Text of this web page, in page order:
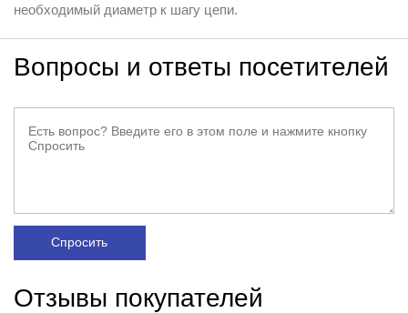
необходимый диаметр к шагу цепи.
Вопросы и ответы посетителей
Спросить
Отзывы покупателей